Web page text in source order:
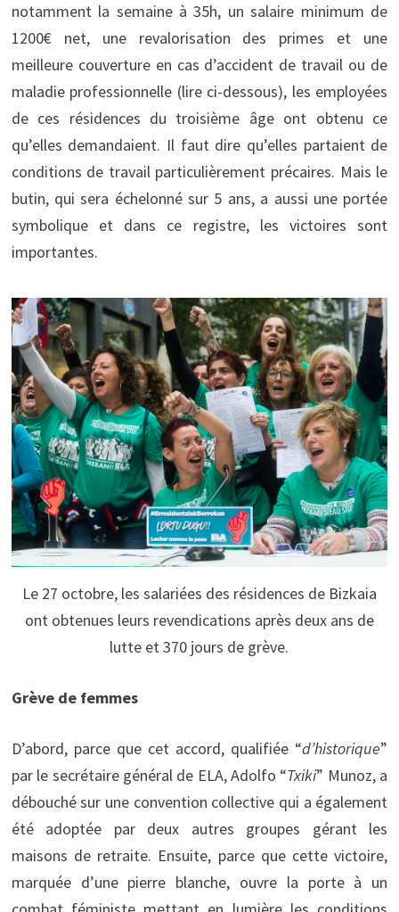
notamment la semaine à 35h, un salaire minimum de
1200€ net, une revalorisation des primes et une
meilleure couverture en cas d’accident de travail ou de
maladie professionnelle (lire ci-dessous), les employées
de ces résidences du troisième âge ont obtenu ce
qu’elles demandaient. Il faut dire qu’elles partaient de
conditions de travail particulièrement précaires. Mais le
butin, qui sera échelonné sur 5 ans, a aussi une portée
symbolique et dans ce registre, les victoires sont
importantes.
Le 27 octobre, les salariées des résidences de Bizkaia
ont obtenues leurs revendications après deux ans de
lutte et 370 jours de grève.
Grève de femmes
D’abord, parce que cet accord, qualifiée “d’historique”
par le secrétaire général de ELA, Adolfo “Txiki” Munoz, a
débouché sur une convention collective qui a également
été adoptée par deux autres groupes gérant les
maisons de retraite. Ensuite, parce que cette victoire,
marquée d’une pierre blanche, ouvre la porte à un